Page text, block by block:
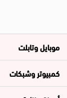
موبايل وتابلت
كمبيوتر وشبكات